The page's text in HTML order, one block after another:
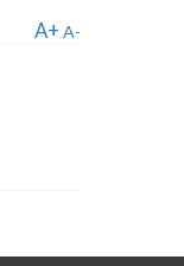
A+ A-